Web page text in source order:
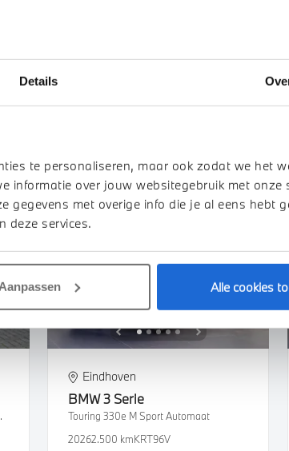
Details
te personaliseren, maar ook zodat we het
informatie over jouw websitegebruik met onze
gegevens met overige info die je al eens hebt
deze services.
Alle cookies
Bekijk details
Automaat
Eindhoven
BMW3 Serie
Touring 330e M Sport Automaat
20262.500 kmKRT96V